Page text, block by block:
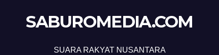
SABUROMEDIA.COM
SUARA RAKYAT NUSANTARA